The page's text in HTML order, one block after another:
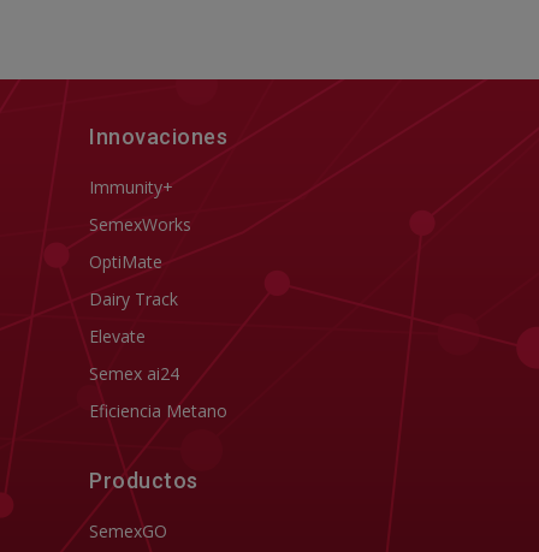
Innovaciones
Immunity+
SemexWorks
OptiMate
Dairy Track
Elevate
Semex ai24
Eficiencia Metano
Productos
SemexGO